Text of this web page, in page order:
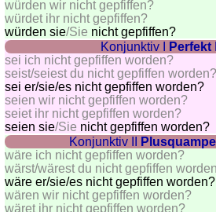
games
Animal
quiz
Brain
training
Find
the
difference
Math
trainer
Puzzle
würden wir nicht gepfiffen?
würdet ihr nicht gepfiffen?
würden sie/Sie nicht gepfiffen?
Konjunktiv I
Perfekt
sei ich nicht gepfiffen worden?
seist/seiest du nicht gepfiffen worden?
sei er/sie/es nicht gepfiffen worden?
seien wir nicht gepfiffen worden?
seiet ihr nicht gepfiffen worden?
seien sie/Sie nicht gepfiffen worden?
Konjunktiv II
wäre ich nicht gepfiffen worden?
wärst/wärest du nicht gepfiffen
wäre er/sie/es nicht gepfiffen worden?
wären wir nicht gepfiffen worden?
wäret ihr nicht gepfiffen worden?